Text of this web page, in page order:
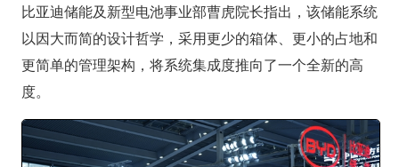
比亚迪储能及新型电池事业部曹虎院长指出，该储能系统
以因大而简的设计哲学，采用更少的箱体、更小的占地和
更简单的管理架构，将系统集成度推向了一个全新的高
度。